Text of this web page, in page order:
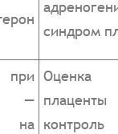
синдром
—
на
Оценка
контроль